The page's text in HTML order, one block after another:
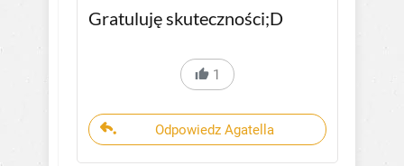
Gratuluję skuteczności;D
1
Odpowiedz Agatella